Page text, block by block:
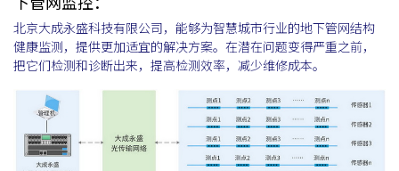
北京大成永盛科技有限公司，能够为智慧城市行业的地下管网结构
健康监测，提供更加适宜的解决方案。在潜在问题变得严重之前，
把它们检测和诊断出来，提高检测效率，减少维修成本。